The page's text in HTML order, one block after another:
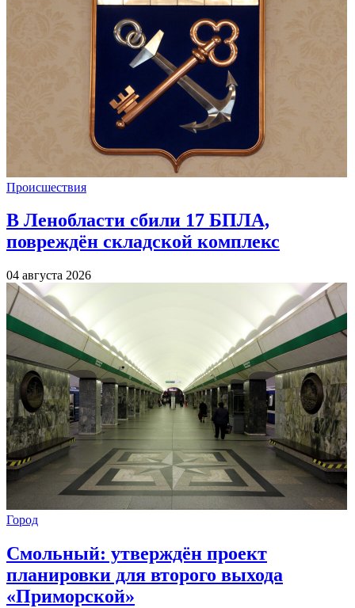
Происшествия
В Ленобласти сбили 17 БПЛА,
повреждён складской комплекс
04 августа 2026
Город
Смольный: утверждён проект
планировки для второго выхода
«Приморской»